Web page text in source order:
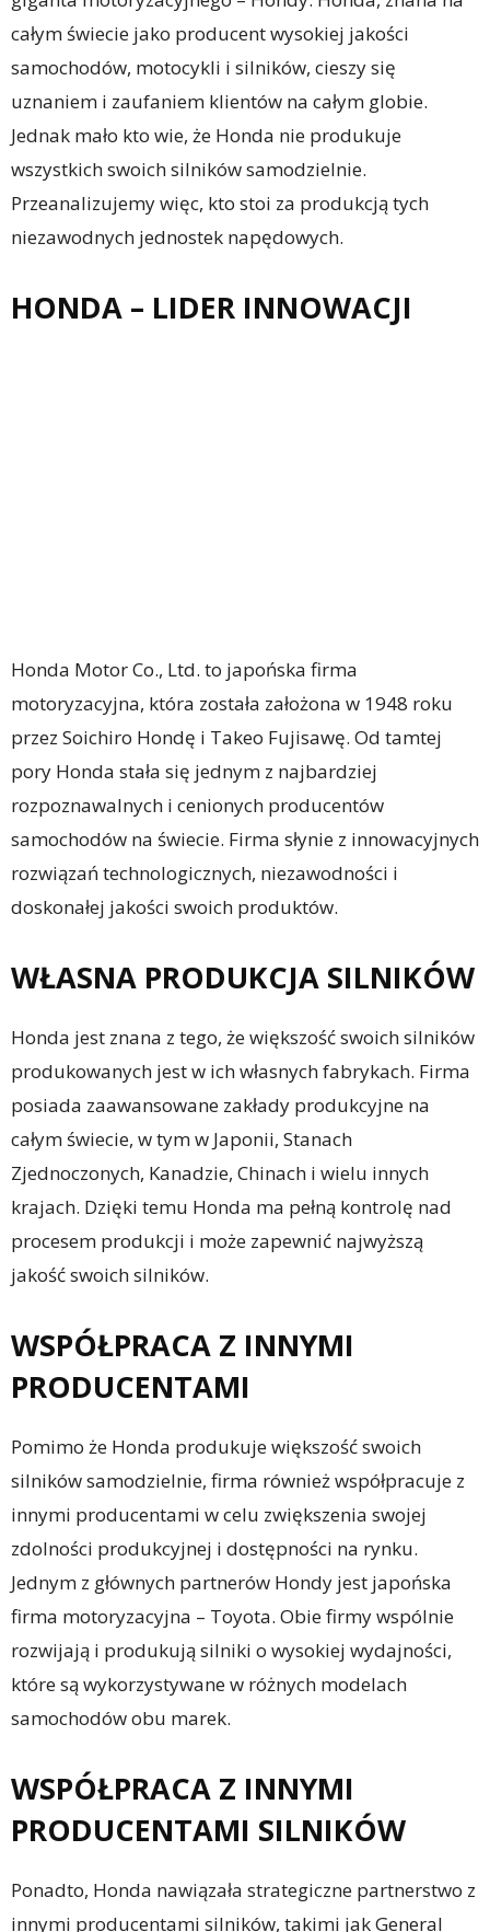
całym świecie jako producent wysokiej jakości
samochodów, motocykli i silników, cieszy się
uznaniem i zaufaniem klientów na całym globie.
Jednak mało kto wie, że Honda nie produkuje
wszystkich swoich silników samodzielnie.
Przeanalizujemy więc, kto stoi za produkcją tych
niezawodnych jednostek napędowych.
HONDA – LIDER INNOWACJI
Honda Motor Co., Ltd. to japońska firma
motoryzacyjna, która została założona w 1948 roku
przez Soichiro Hondę i Takeo Fujisawę. Od tamtej
pory Honda stała się jednym z najbardziej
rozpoznawalnych i cenionych producentów
samochodów na świecie. Firma słynie z innowacyjnych
rozwiązań technologicznych, niezawodności i
doskonałej jakości swoich produktów.
WŁASNA PRODUKCJA SILNIKÓW
Honda jest znana z tego, że większość swoich silników
produkowanych jest w ich własnych fabrykach. Firma
posiada zaawansowane zakłady produkcyjne na
całym świecie, w tym w Japonii, Stanach
Zjednoczonych, Kanadzie, Chinach i wielu innych
krajach. Dzięki temu Honda ma pełną kontrolę nad
procesem produkcji i może zapewnić najwyższą
jakość swoich silników.
WSPÓŁPRACA Z INNYMI
PRODUCENTAMI
Pomimo że Honda produkuje większość swoich
silników samodzielnie, firma również współpracuje z
innymi producentami w celu zwiększenia swojej
zdolności produkcyjnej i dostępności na rynku.
Jednym z głównych partnerów Hondy jest japońska
firma motoryzacyjna – Toyota. Obie firmy wspólnie
rozwijają i produkują silniki o wysokiej wydajności,
które są wykorzystywane w różnych modelach
samochodów obu marek.
WSPÓŁPRACA Z INNYMI
PRODUCENTAMI SILNIKÓW
Ponadto, Honda nawiązała strategiczne partnerstwo z
innymi producentami silników, takimi jak General